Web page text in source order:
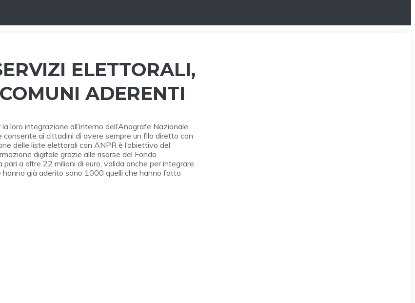
ELETTORALI,
ADERENTI
loro integrazione all’interno dell’Anagrafe Nazionale
ai cittadini di avere sempre un filo diretto con
delle liste elettorali con ANPR è l’obiettivo del
digitale grazie alle risorse del Fondo
a oltre 22 milioni di euro, valida anche per integrare
hanno già aderito sono 1000 quelli che hanno fatto